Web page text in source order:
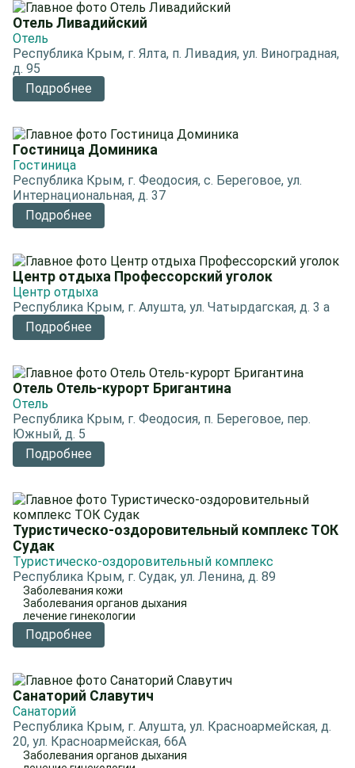
Отель Ливадийский
Отель
Республика Крым, г. Ялта, п. Ливадия, ул. Виноградная,
д. 95
Подробнее
Гостиница Доминика
Гостиница
Республика Крым, г. Феодосия, с. Береговое, ул.
Интернациональная, д. 37
Подробнее
Центр отдыха Профессорский уголок
Центр отдыха
Республика Крым, г. Алушта, ул. Чатырдагская, д. 3 а
Подробнее
Отель Отель-курорт Бригантина
Отель
Республика Крым, г. Феодосия, п. Береговое, пер.
Южный, д. 5
Подробнее
Туристическо-оздоровительный комплекс ТОК
Судак
Туристическо-оздоровительный комплекс
Республика Крым, г. Судак, ул. Ленина, д. 89
Заболевания кожи
Заболевания органов дыхания
лечение гинекологии
Подробнее
Санаторий Славутич
Санаторий
Республика Крым, г. Алушта, ул. Красноармейская, д.
20, ул. Красноармейская, 66A
Заболевания органов дыхания